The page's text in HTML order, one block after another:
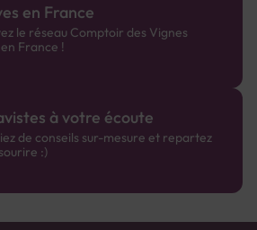
en France
le réseau Comptoir des Vignes
France !
à votre écoute
de conseils sur-mesure et repartez
:)